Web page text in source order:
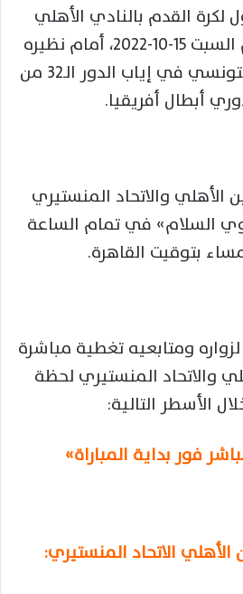
لكرة القدم بالنادي الأهلي
مباراة مهمة اليوم السبت 15-10-2022، أمام نظيره
الاتحاد المنستيري التونسي في إياب الدور الـ32 من
أبطال أفريقيا.
الأهلي والاتحاد المنستيري
السلام» في تمام الساعة
بتوقيت القاهرة.
ومتابعيه تغطية مباشرة
والاتحاد المنستيري لحظة
الأسطر التالية:
فور بداية المباراة»
الأهلي الاتحاد المنستيري: